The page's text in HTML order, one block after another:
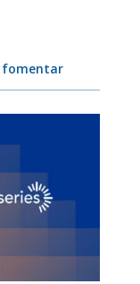
fomentar